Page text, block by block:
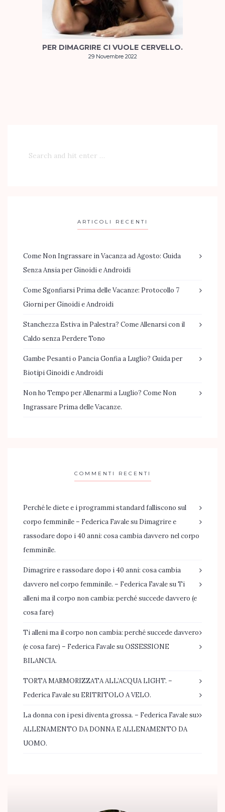
PER DIMAGRIRE CI VUOLE CERVELLO.
29 Novembre 2022
ARTICOLI RECENTI
Come Non Ingrassare in Vacanza ad Agosto: Guida
Senza Ansia per Ginoidi e Androidi
Come Sgonfiarsi Prima delle Vacanze: Protocollo 7
Giorni per Ginoidi e Androidi
Stanchezza Estiva in Palestra? Come Allenarsi con il
Caldo senza Perdere Tono
Gambe Pesanti o Pancia Gonfia a Luglio? Guida per
Biotipi Ginoidi e Androidi
Non ho Tempo per Allenarmi a Luglio? Come Non
Ingrassare Prima delle Vacanze.
COMMENTI RECENTI
Perché le diete e i programmi standard falliscono sul
corpo femminile – Federica Favalesu Dimagrire e
rassodare dopo i 40 anni: cosa cambia davvero nel corpo
femminile.
Dimagrire e rassodare dopo i 40 anni: cosa cambia
davvero nel corpo femminile. – Federica FavalesuTi
alleni ma il corpo non cambia: perché succede davvero (e
cosa fare)
Ti alleni ma il corpo non cambia: perché succede davvero
(e cosa fare) – Federica FavalesuOSSESSIONE
BILANCIA.
TORTA MARMORIZZATA ALL’ACQUA LIGHT. –
Federica Favalesu ERITRITOLO A VELO.
La donna con i pesi diventa grossa. – Federica Favalesu
ALLENAMENTO DA DONNA E ALLENAMENTO DA
UOMO.